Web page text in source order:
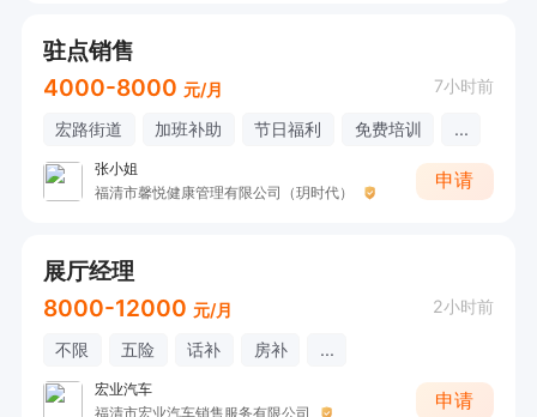
驻点销售
4000-8000 元/月 7小时前
宏路街道 加班补助 节日福利 免费培训 ...
张小姐
福清市馨悦健康管理有限公司（玥时代）
申请
展厅经理
8000-12000 元/月 2小时前
不限 五险 话补 房补 ...
宏业汽车
福清市宏业汽车销售服务有限公司
申请